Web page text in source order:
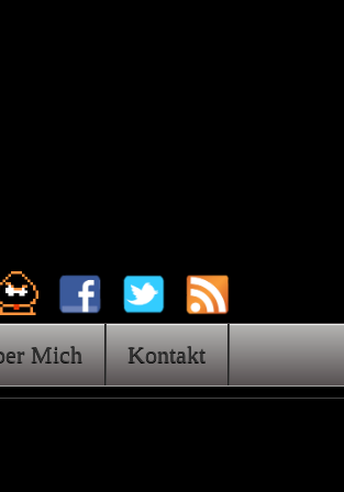
Mich Kontakt